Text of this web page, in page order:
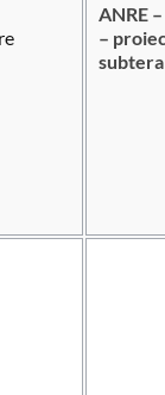
re
ANRE
–